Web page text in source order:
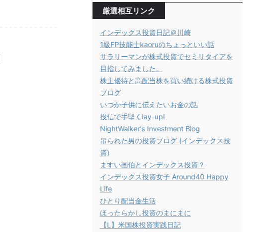
厳選相互リンク
インデックス投資日記＠川崎
1級FP技能士kaoruのちょっといい話
サラリーマンが株式投資でセミリタイアを
目指してみました。
株主優待と高配当株を買い続ける株式投資
ブログ
いつか子供に伝えたいお金の話
投信で手堅くlay-up!
NightWalker's Investment Blog
吊られた男の投資ブログ (インデックス投
資)
ますい画伯とインデックス投資？
インデックス投資女子 Around40 Happy
Life
ひとり配当金生活
ほったらかし投資のまにまに
【L】米国株投資実践日記